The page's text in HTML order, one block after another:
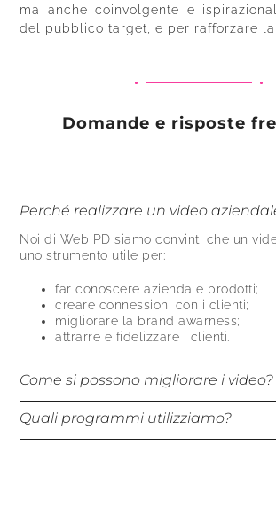
ma anche coinvolgente e
del pubblico target, e per rafforzare la
Domande e risposte
Perché realizzare un video
Noi di Web PD siamo convinti che un
uno strumento utile per:
far conoscere azienda e prodotti;
creare connessioni con i clienti;
migliorare la brand awarness;
attrarre e fidelizzare i clienti.
Come si possono migliorare i video?
Quando montiamo un video siamo
suono, correggere la qualità dell’im
rumori di sottofondo, equalizzare l’audio.
Quali programmi utilizziamo?